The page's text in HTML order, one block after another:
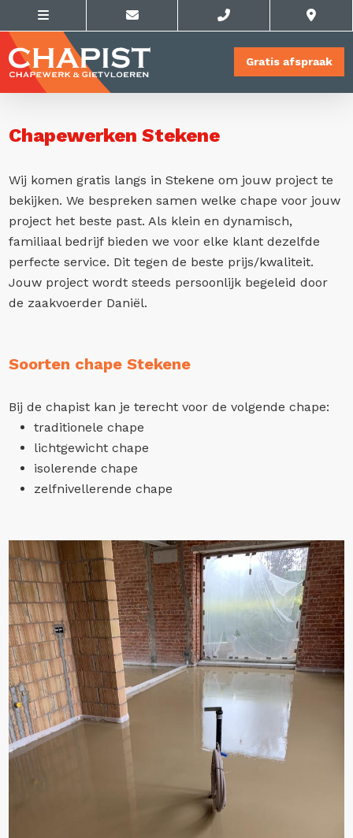
Gratis afspraak
Chapewerken Stekene
Wij komen gratis langs in Stekene om jouw project te
bekijken. We bespreken samen welke chape voor jouw
project het beste past. Als klein en dynamisch,
familiaal bedrijf bieden we voor elke klant dezelfde
perfecte service. Dit tegen de beste prijs/kwaliteit.
Jouw project wordt steeds persoonlijk begeleid door
de zaakvoerder Daniël.
Soorten chape Stekene
Bij de chapist kan je terecht voor de volgende chape:
traditionele chape
lichtgewicht chape
isolerende chape
zelfnivellerende chape